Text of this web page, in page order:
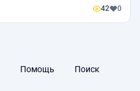
42 0
Помощь Поиск